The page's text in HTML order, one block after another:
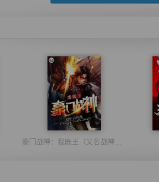
豪门战神：我既王（又名战神归来不败神婿修罗战神）